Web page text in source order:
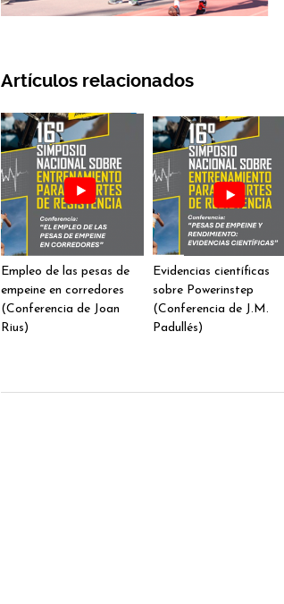
Artículos relacionados
Empleo de las pesas de
empeine en corredores
(Conferencia de Joan
Rius)
Evidencias científicas
sobre Powerinstep
(Conferencia de J.M.
Padullés)